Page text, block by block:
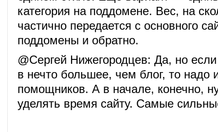
категория на поддомене. Вес, на
частично передается с основного
поддомены и обратно.
@Сергей Нижегородцев: Да, но
в нечто большее, чем блог, то надо
помощников. А в начале, конечно,
уделять время сайту. Самые